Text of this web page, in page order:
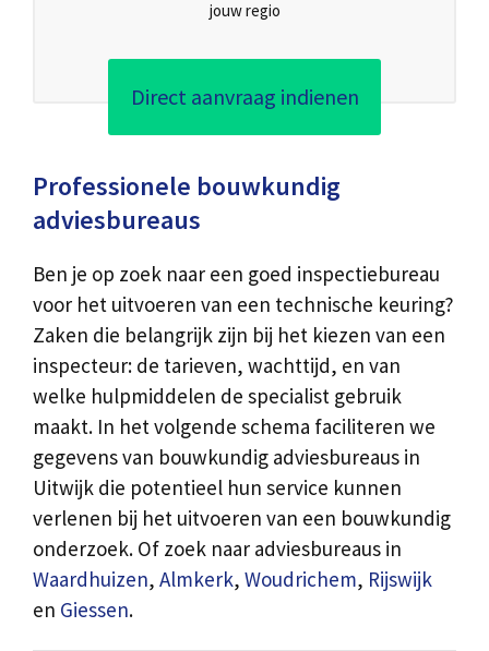
jouw regio
Direct aanvraag indienen
Professionele bouwkundig
adviesbureaus
Ben je op zoek naar een goed inspectiebureau
voor het uitvoeren van een technische keuring?
Zaken die belangrijk zijn bij het kiezen van een
inspecteur: de tarieven, wachttijd, en van
welke hulpmiddelen de specialist gebruik
maakt. In het volgende schema faciliteren we
gegevens van bouwkundig adviesbureaus in
Uitwijk die potentieel hun service kunnen
verlenen bij het uitvoeren van een bouwkundig
onderzoek. Of zoek naar adviesbureaus in
Waardhuizen, Almkerk, Woudrichem, Rijswijk
en Giessen.